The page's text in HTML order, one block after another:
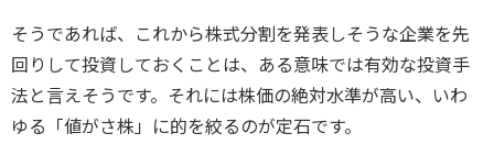
そうであれば、これから株式分割を発表しそうな企業を先
回りして投資しておくことは、ある意味では有効な投資手
法と言えそうです。それには株価の絶対水準が高い、いわ
ゆる「値がさ株」に的を絞るのが定石です。